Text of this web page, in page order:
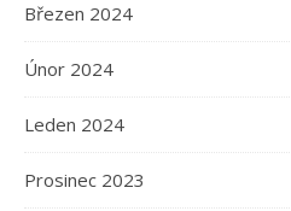
Březen 2024
Únor 2024
Leden 2024
Prosinec 2023